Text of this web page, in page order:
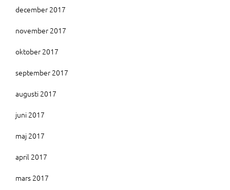
december 2017
november 2017
oktober 2017
september 2017
augusti 2017
juni 2017
maj 2017
april 2017
mars 2017